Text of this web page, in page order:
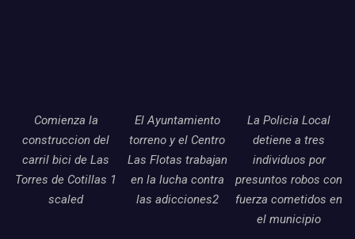
Comienza la
construccion del
carril bici de Las
Torres de Cotillas 1
scaled
El Ayuntamiento
torreno y el Centro
Las Flotas trabajan
en la lucha contra
las adicciones2
La Policia Local
detiene a tres
individuos por
presuntos robos con
fuerza cometidos en
el municipio